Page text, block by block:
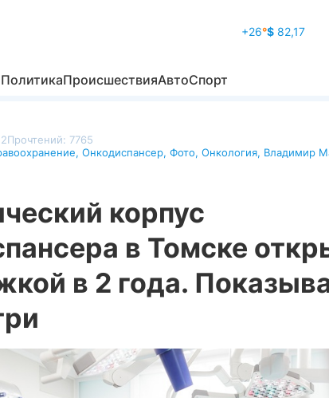
+26°$82,17
ПолитикаПроисшествияАвтоСпорт
Прочтений: 7765
, Онкодиспансер, Фото, Онкология, Владимир
корпус
в Томске
в 2 года.